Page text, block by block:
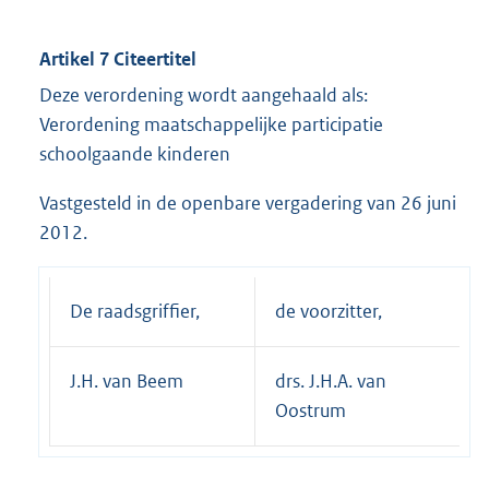
Artikel 7 Citeertitel
Deze verordening wordt aangehaald als:
Verordening maatschappelijke participatie
schoolgaande kinderen
Vastgesteld in de openbare vergadering van 26 juni
2012.
De raadsgriffier, de voorzitter,
J.H. van Beem
drs. J.H.A. van
Oostrum